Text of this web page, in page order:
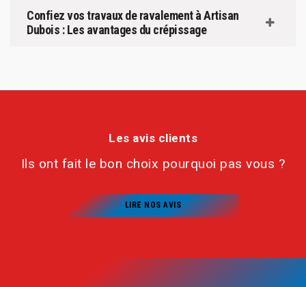
Confiez vos travaux de ravalement à Artisan
Dubois : Les avantages du crépissage
Les avis clients
Ils ont fait le bon choix pourquoi pas vous ?
LIRE NOS AVIS